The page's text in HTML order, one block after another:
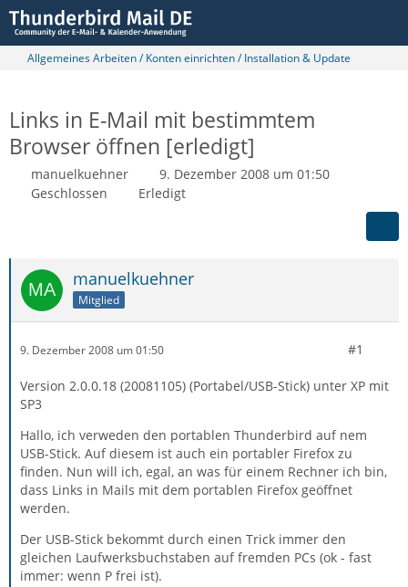
Allgemeines Arbeiten / Konten einrichten / Installation & Update
Links in E-Mail mit bestimmtem
Browser öffnen [erledigt]
manuelkuehner
9. Dezember 2008 um 01:50
Geschlossen
Erledigt
manuelkuehner
Mitglied
9. Dezember 2008 um 01:50 #1
Version 2.0.0.18 (20081105) (Portabel/USB-Stick) unter XP mit
SP3
Hallo, ich verweden den portablen Thunderbird auf nem
USB-Stick. Auf diesem ist auch ein portabler Firefox zu
finden. Nun will ich, egal, an was für einem Rechner ich bin,
dass Links in Mails mit dem portablen Firefox geöffnet
werden.
Der USB-Stick bekommt durch einen Trick immer den
gleichen Laufwerksbuchstaben auf fremden PCs (ok - fast
immer: wenn P frei ist).